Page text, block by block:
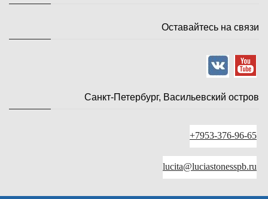
Оставайтесь на связи
Санкт-Петербург, Васильевский остров
+7953-376-96-65
lucita@luciastonesspb.ru